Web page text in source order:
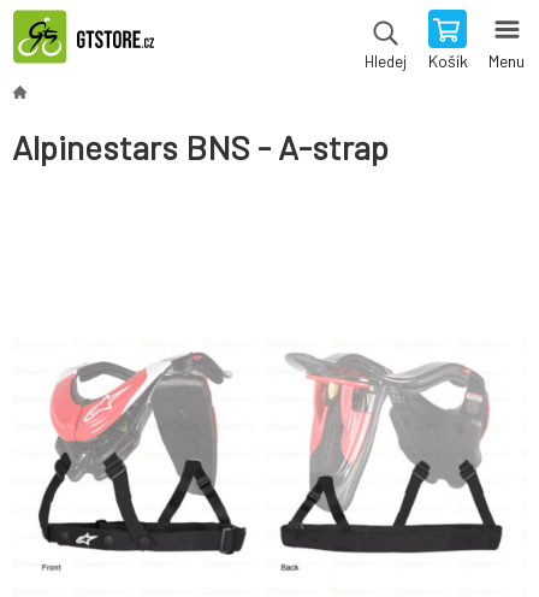
Hledej Košík Menu
Alpinestars BNS - A-strap